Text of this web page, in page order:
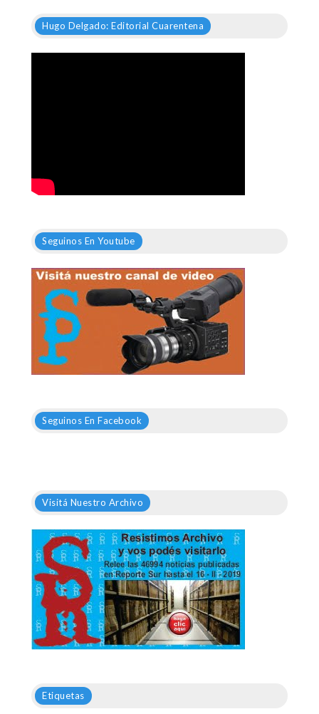
Hugo Delgado: Editorial Cuarentena
Seguinos En Youtube
Seguinos En Facebook
Visitá Nuestro Archivo
Etiquetas